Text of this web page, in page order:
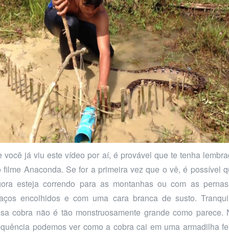
você já viu este vídeo por aí, é provável que te tenha
filme Anaconda. Se for a primeira vez que o vê, é possível
esteja correndo para as montanhas ou com as
encolhidos e com uma cara branca de susto.
cobra não é tão monstruosamente grande como parece.
podemos ver como a cobra cai em uma armadilha